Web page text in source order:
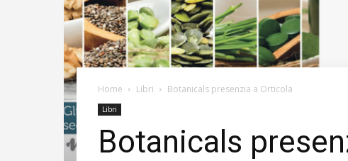
Home Libri Botanicals presenzia a Orticola
Libri
Botanicals